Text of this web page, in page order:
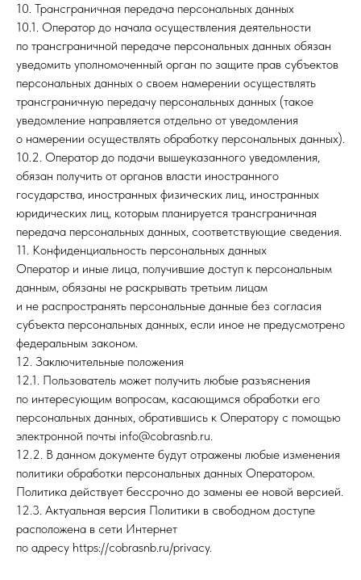
10. Трансграничная передача персональных данных
10.1. Оператор до начала осуществления деятельности
по трансграничной передаче персональных данных обязан
уведомить уполномоченный орган по защите прав субъектов
персональных данных о своем намерении осуществлять
трансграничную передачу персональных данных (такое
уведомление направляется отдельно от уведомления
о намерении осуществлять обработку персональных данных).
10.2. Оператор до подачи вышеуказанного уведомления,
обязан получить от органов власти иностранного
государства, иностранных физических лиц, иностранных
юридических лиц, которым планируется трансграничная
передача персональных данных, соответствующие сведения.
11. Конфиденциальность персональных данных
Оператор и иные лица, получившие доступ к персональным
данным, обязаны не раскрывать третьим лицам
и не распространять персональные данные без согласия
субъекта персональных данных, если иное не предусмотрено
федеральным законом.
12. Заключительные положения
12.1. Пользователь может получить любые разъяснения
по интересующим вопросам, касающимся обработки его
персональных данных, обратившись к Оператору с помощью
электронной почты info@cobrasnb.ru.
12.2. В данном документе будут отражены любые изменения
политики обработки персональных данных Оператором.
Политика действует бессрочно до замены ее новой версией.
12.3. Актуальная версия Политики в свободном доступе
расположена в сети Интернет
по адресу https://cobrasnb.ru/privacy.